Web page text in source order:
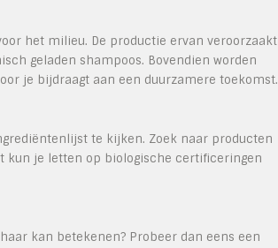
het milieu. De productie ervan veroorzaakt
geladen shampoos. Bovendien worden
je bijdraagt aan een duurzamere toekomst.
te kijken. Zoek naar producten
kun je letten op biologische certificeringen
kan betekenen? Probeer dan eens een